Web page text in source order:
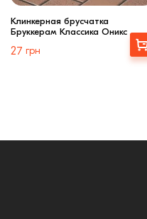
Клинкерная брусчатка
Бруккерам Классика Оникс
27 грн